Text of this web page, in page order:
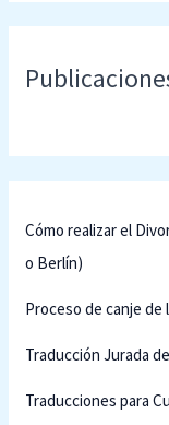
Cómo realizar el
o Berlín)
Proceso de canje
Traducción Jurada
Traducciones para